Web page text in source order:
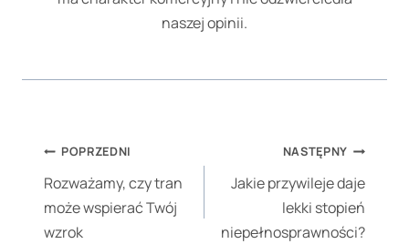
naszej opinii.
Nawigacja
wpisu
POPRZEDNI
Rozważamy, czy tran
może wspierać Twój
wzrok
NASTĘPNY
Jakie przywileje daje
lekki stopień
niepełnosprawności?